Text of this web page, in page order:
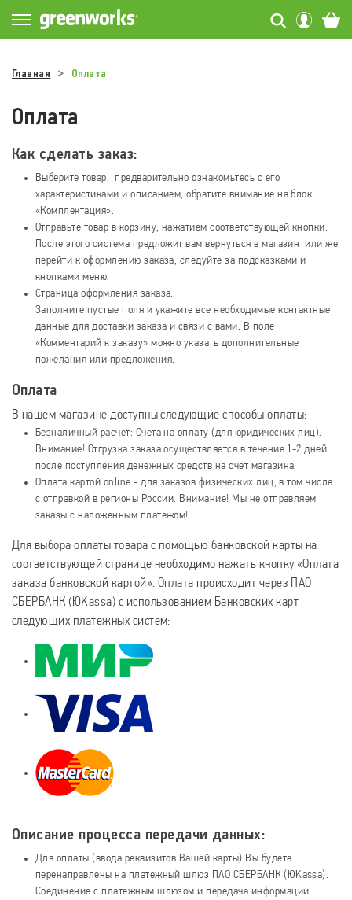
Главная Оплата
Оплата
Как сделать заказ:
Выберите товар, предварительно ознакомьтесь с его
характеристиками и описанием, обратите внимание на блок
«Комплектация».
Отправьте товар в корзину, нажатием соответствующей кнопки.
После этого система предложит вам вернуться в магазин или же
перейти к оформлению заказа, следуйте за подсказками и
кнопками меню.
Страница оформления заказа.
Заполните пустые поля и укажите все необходимые контактные
данные для доставки заказа и связи с вами. В поле
«Комментарий к заказу» можно указать дополнительные
пожелания или предложения.
Оплата
В нашем магазине доступны следующие способы оплаты:
Безналичный расчет: Счета на оплату (для юридических лиц).
Внимание! Отгрузка заказа осуществляется в течение 1-2 дней
после поступления денежных средств на счет магазина.
Оплата картой online - для заказов физических лиц, в том числе
с отправкой в регионы России. Внимание! Мы не отправляем
заказы с наложенным платежом!
Для выбора оплаты товара с помощью банковской карты на
соответствующей странице необходимо нажать кнопку «Оплата
заказа банковской картой». Оплата происходит через ПАО
СБЕРБАНК (ЮKassa) с использованием Банковских карт
следующих платежных систем:
Описание процесса передачи данных:
Для оплаты (ввода реквизитов Вашей карты) Вы будете
перенаправлены на платежный шлюз ПАО СБЕРБАНК (ЮKassa).
Соединение с платежным шлюзом и передача информации